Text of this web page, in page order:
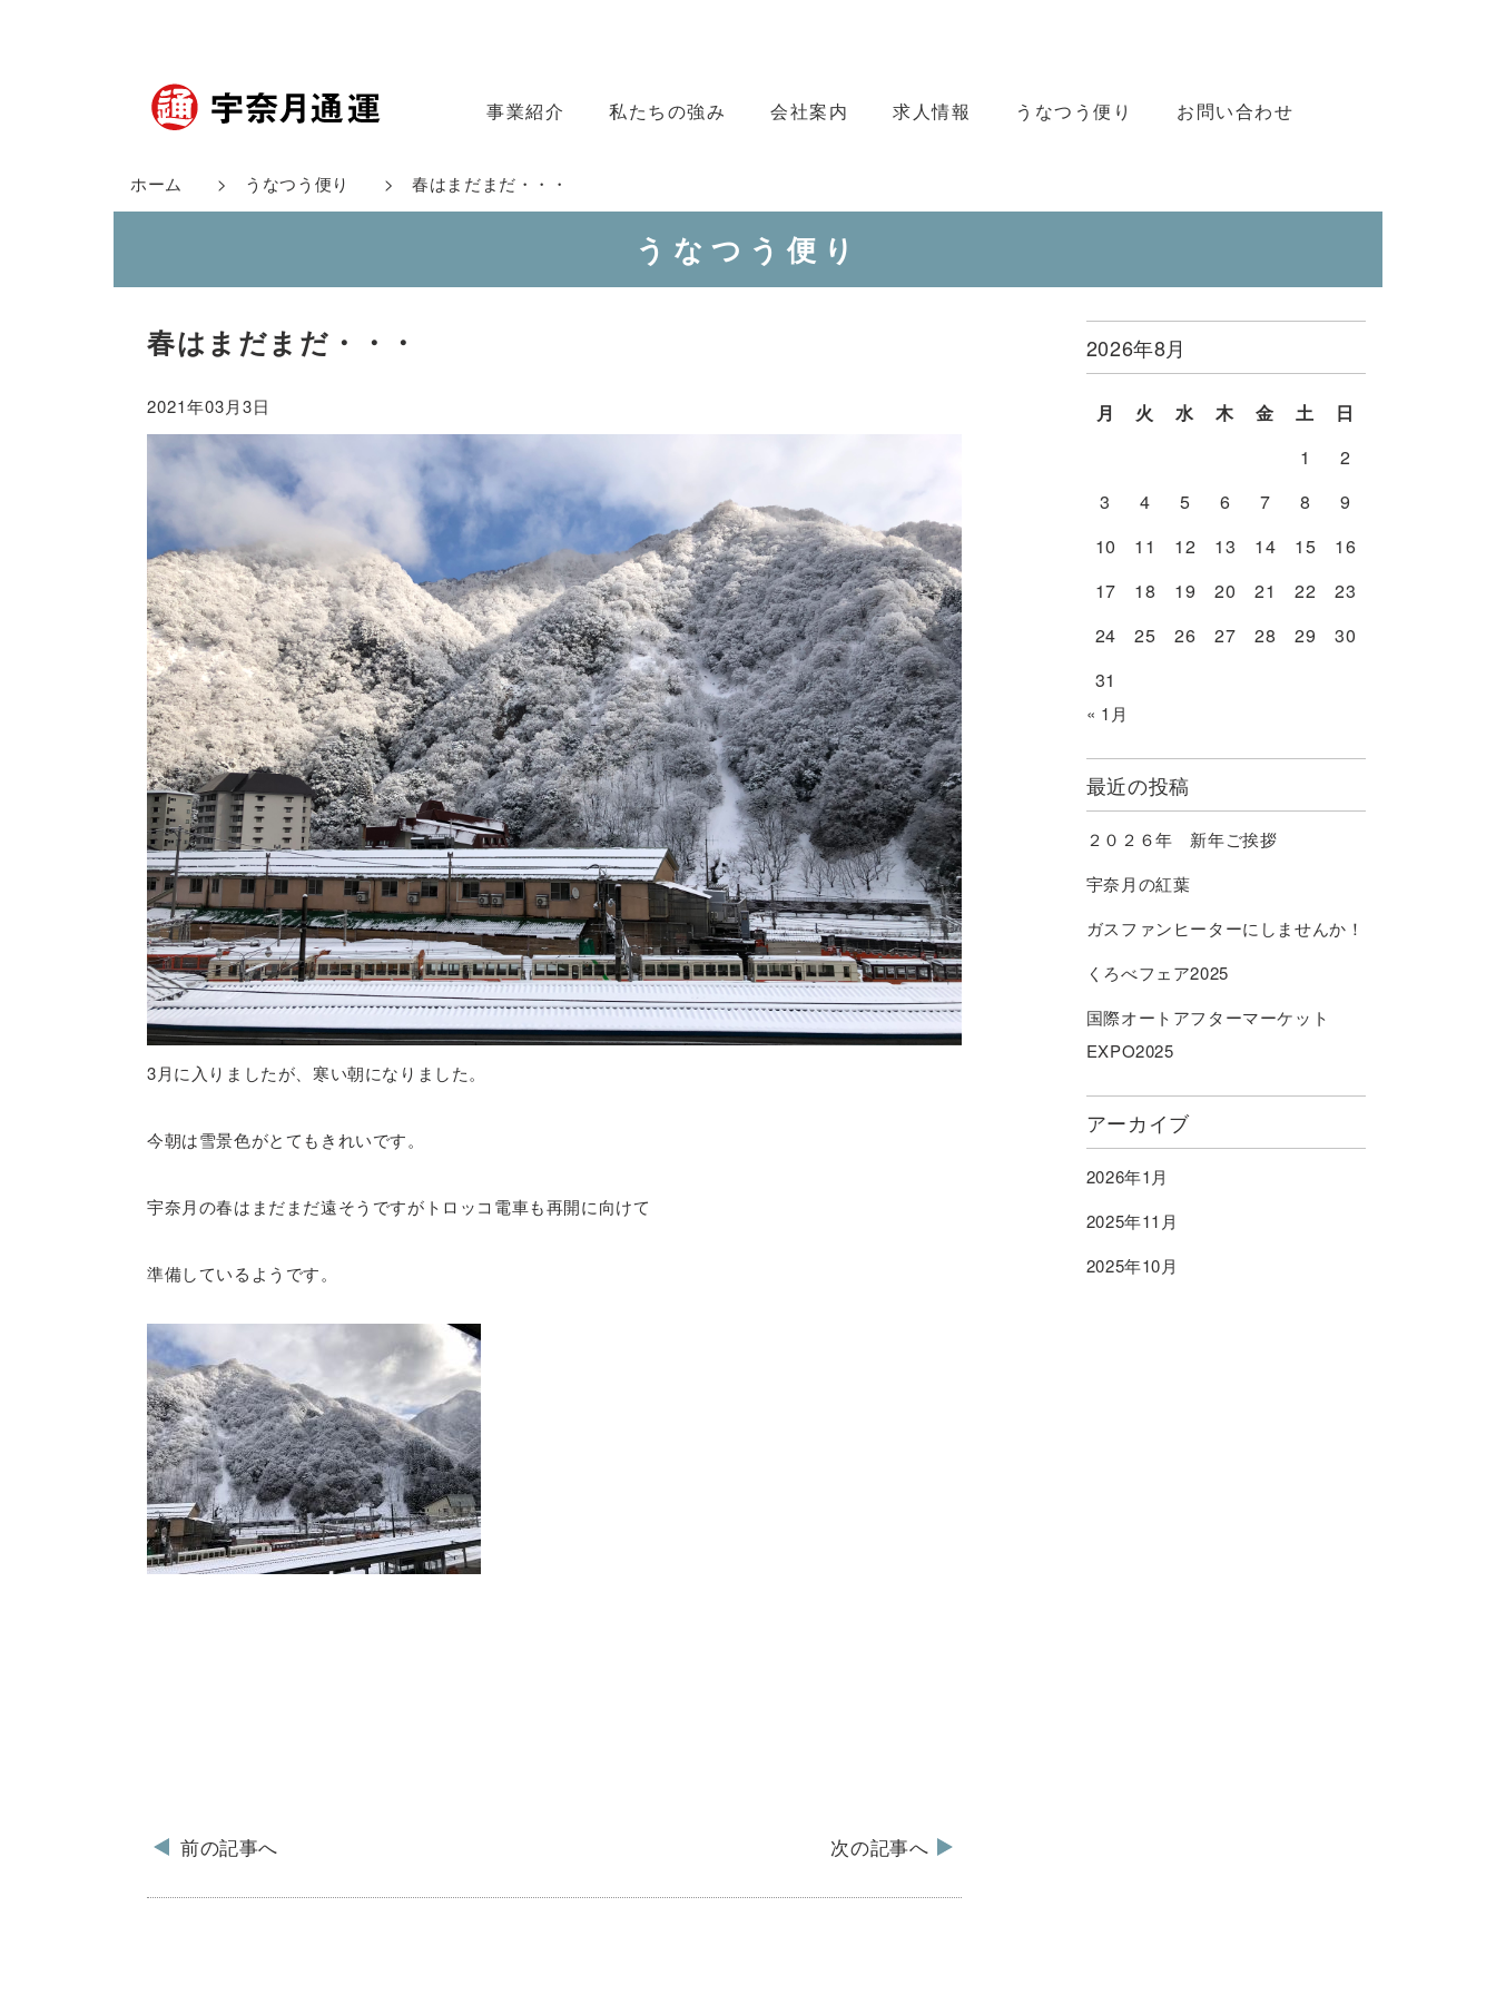
事業紹介 私たちの強み 会社案内 求人情報 うなつう便り お問い合わせ
ホーム > うなつう便り > 春はまだまだ・・・
うなつう便り
春はまだまだ・・・
2021年03月3日
3月に入りましたが、寒い朝になりました。
今朝は雪景色がとてもきれいです。
宇奈月の春はまだまだ遠そうですがトロッコ電車も再開に向けて
準備しているようです。
前の記事へ 次の記事へ
2026年8月
月 火 水 木 金 土
日
1
2
3
4 5 6 7 8
9
10
11 12 13 14 15
16
17
18 19 20 21 22
23
24
25 26 27 28 29
30
31
« 1月
最近の投稿
２０２６年 新年ご挨拶
宇奈月の紅葉
ガスファンヒーターにしませんか！
くろべフェア2025
国際オートアフターマーケット
EXPO2025
アーカイブ
2026年1月
2025年11月
2025年10月